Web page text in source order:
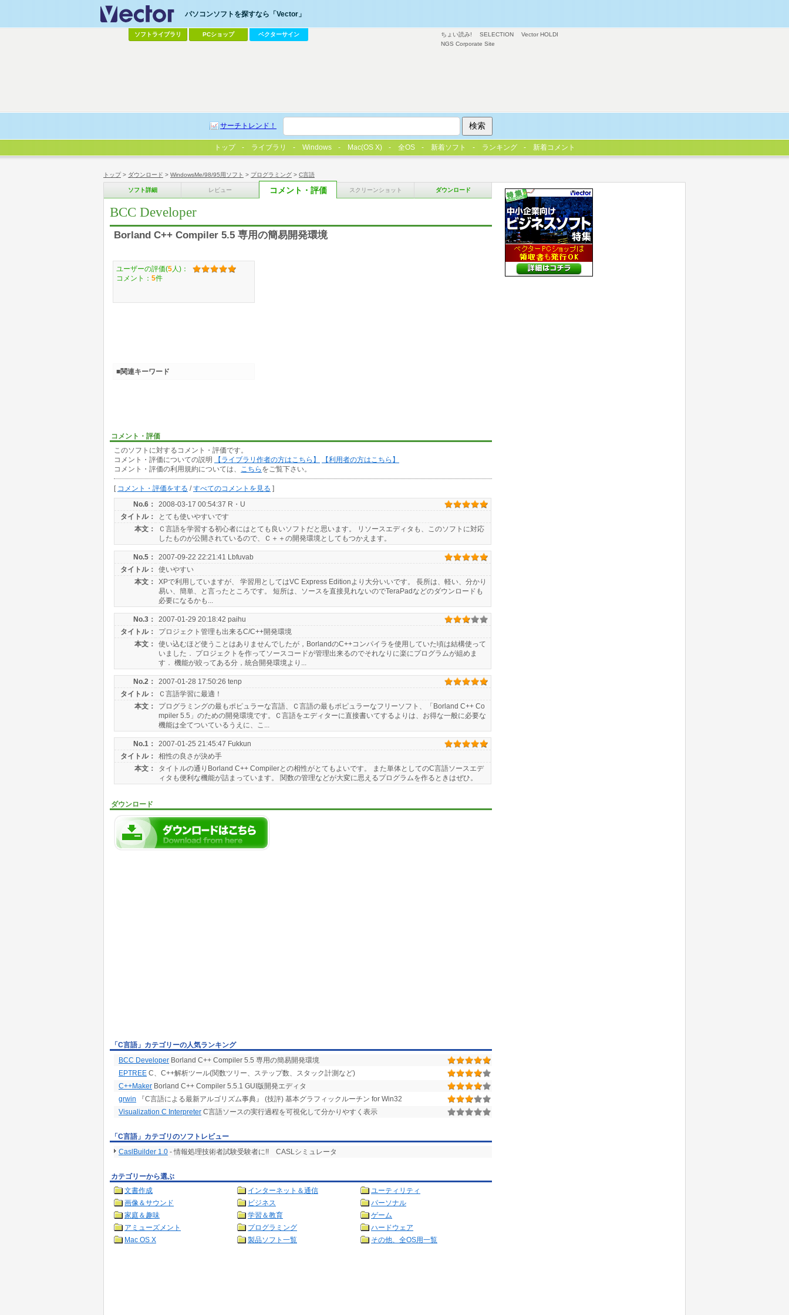
トップ> ダウンロード > WindowsMe/98/95用ソフト > プログラミング > C言語
ソフト詳細 レビュー コメント・評価 スクリーンショット ダウンロード
BCC Developer
Borland C++ Compiler 5.5 専用の簡易開発環境
コメント・評価
このソフトに対するコメント・評価です。
コメント・評価についての説明
【ライブラリ作者の方はこちら】
【利用者の方はこちら】
コメント・評価の利用規約については、
こちら をご覧下さい。
[ コメント・評価をする /すべてのコメントを見る ]
No.6：
2008-03-17 00:54:37 R・U
タイトル：
とても使いやすいです
本文：
Ｃ言語を学習する初心者にはとても良いソフトだと思います。 リソースエディタも、このソフトに対応
したものが公開されているので、Ｃ＋＋の開発環境としてもつかえます。
No.5： 2007-09-22 22:21:41 Lbfuvab
タイトル：
使いやすい
本文：
XPで利用していますが、 学習用としてはVC Express Editionより大分いいです。 長所は、軽い、分かり
易い、簡単、と言ったところです。 短所は、ソースを直接見れないのでTeraPadなどのダウンロードも
必要になるかも...
No.3： 2007-01-29 20:18:42 paihu
タイトル：
プロジェクト管理も出来るC/C++開発環境
本文：
使い込むほど使うことはありませんでしたが，BorlandのC++コンパイラを使用していた頃は結構使って
いました． プロジェクトを作ってソースコードが管理出来るのでそれなりに楽にプログラムが組めま
す． 機能が絞ってある分，統合開発環境より...
No.2： 2007-01-28 17:50:26 tenp
タイトル：
Ｃ言語学習に最適！
本文：
プログラミングの最もポピュラーな言語、Ｃ言語の最もポピュラーなフリーソフト、「Borland C++ Co
mpiler 5.5」のための開発環境です。Ｃ言語をエディターに直接書いてするよりは、お得な一般に必要な
機能は全てついているうえに、こ...
No.1： 2007-01-25 21:45:47 Fukkun
タイトル：
相性の良さが決め手
本文：
タイトルの通りBorland C++ Compilerとの相性がとてもよいです。 また単体としてのC言語ソースエデ
ィタも便利な機能が詰まっています。 関数の管理などが大変に思えるプログラムを作るときはぜひ。
ダウンロード
ユーザーの評価(5 人)：
コメント： 5件
■関連キーワード
「C言語」カテゴリーの人気ランキング
BCC Developer Borland C++ Compiler 5.5 専用の簡易開発環境
EPTREE C、C++解析ツール(関数ツリー、ステップ数、スタック計測など)
C++Maker Borland C++ Compiler 5.5.1 GUI版開発エディタ
grwin 『C言語による最新アルゴリズム事典』 (技評) 基本グラフィックルーチン for Win32
Visualization C Interpreter C言語ソースの実行過程を可視化して分かりやすく表示
「C言語」カテゴリのソフトレビュー
CaslBuilder 1.0 - 情報処理技術者試験受験者に!! CASLシミュレータ
カテゴリーから選ぶ
文書作成
インターネット＆通信
ユーティリティ
画像＆サウンド
ビジネス
パーソナル
家庭＆趣味
学習＆教育
ゲーム
アミューズメント
プログラミング
ハードウェア
Mac OS X
製品ソフト一覧 その他、全OS用一覧
ちょい読み! SELECTION
Vector HOLDI
NGS Corporate Site
パソコンソフトを探すなら「Vector」
ソフトライブラリ PCショップ ベクターサイン
サーチトレンド！
トップ ライブラリ Windows Mac(OS X) 全OS 新着ソフト ランキング 新着コメント